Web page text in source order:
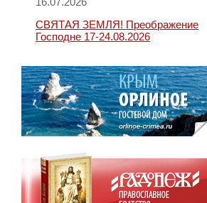
СВЯТАЯ ЗЕМЛЯ! Преображение
Господне 17-24.08.2026